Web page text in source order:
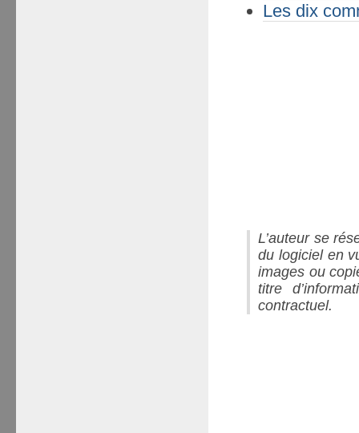
Les dix
L’auteur se
du logiciel en
images ou
titre
contractuel.